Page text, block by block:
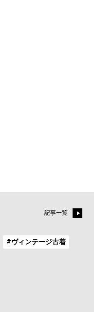
記事一覧
#ヴィンテージ古着